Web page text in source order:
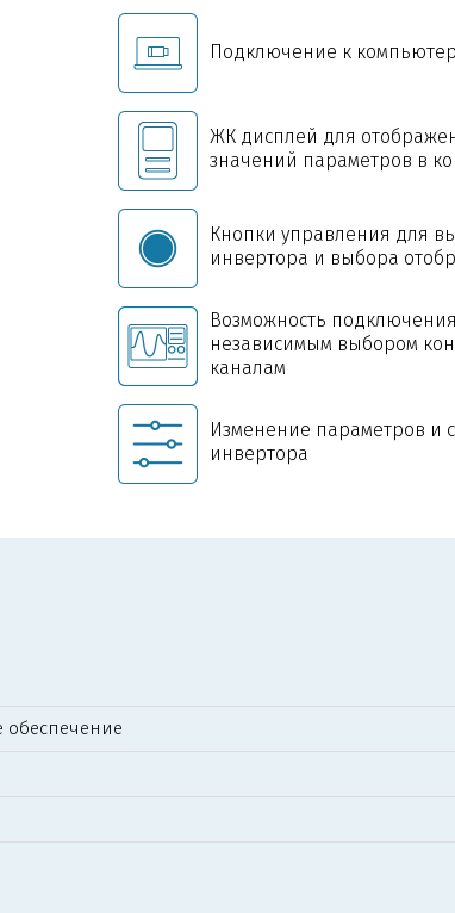
Подключение к
ЖК дисплей для
значений параметров в
Кнопки управления для
инвертора и выбора
Возможность
независимым выбором
каналам
Изменение параметров и
инвертора